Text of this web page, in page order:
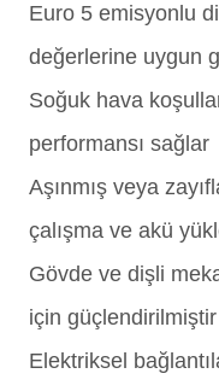
Euro 5 emisyonlu
değerlerine uygun
Soğuk hava
performansı sağlar
Aşınmış veya
çalışma ve akü
Gövde ve dişli
için güçlendirilmiştir
Elektriksel